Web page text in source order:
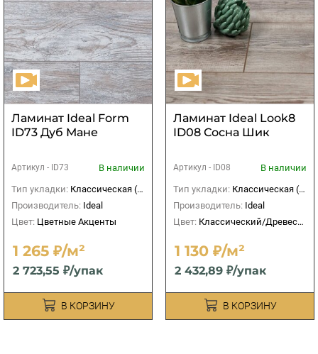
Ламинат Ideal Form
ID73 Дуб Мане
Артикул - ID73
В наличии
Тип укладки: Классическая (прямая)
Производитель: Ideal
Цвет: Цветные Акценты
1 265 ₽/м²
2 723,55 ₽/упак
В КОРЗИНУ
Ламинат Ideal Look8
ID08 Сосна Шик
Артикул - ID08
В наличии
Тип укладки: Классическая (прямая)
Производитель: Ideal
Цвет: Классический/Древесный
1 130 ₽/м²
2 432,89 ₽/упак
В КОРЗИНУ